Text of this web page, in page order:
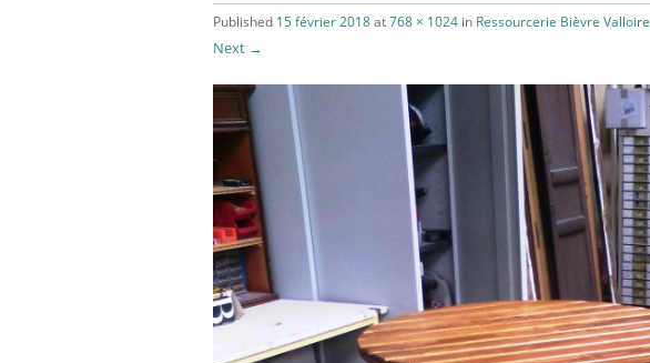
Published 15 février 2018at768 × 1024 in Ressourcerie Bièvre Valloire
Next →